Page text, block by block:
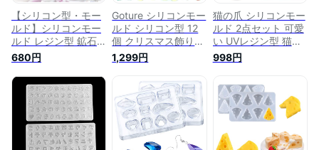
【シリコン型・モー
ルド】シリコンモー
ルド レジン型 鉱石
ストーン 天然石 ポ
イント水晶 粘土型
UVレジン LEDレジン
エポキシ樹脂 アロマ
ストーン 手芸 手作
680円
Goture シリコンモー
ルド シリコン型 12
個 クリスマス飾り
レジン型 レジン パ
ーツ アクセサリー
素材 型 UVレジン
DIY手作り かわいい
ペンダント アクセサ
リー 装飾 再利用可
1,299円
猫の爪 シリコンモー
ルド 2点セット 可愛
い UVレジン型 猫の
肉球 ソフトモールド
パーツ シリコン型
型 ハンドメイド 手
作り アクセサリー
DIY 手作り プレゼン
ト 再利用可能 (2点セ
ット)
998円